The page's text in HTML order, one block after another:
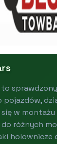
w
różnych
holownicze